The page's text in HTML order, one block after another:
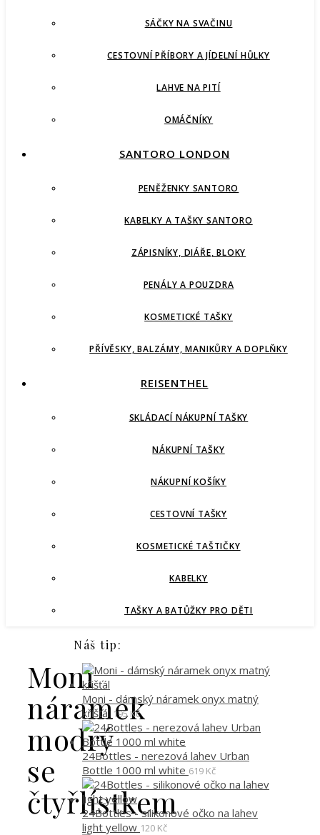
SÁČKY NA SVAČINU
CESTOVNÍ PŘÍBORY A JÍDELNÍ HŮLKY
LAHVE NA PITÍ
OMÁČNÍKY
SANTORO LONDON
PENĚŽENKY SANTORO
KABELKY A TAŠKY SANTORO
ZÁPISNÍKY, DIÁŘE, BLOKY
PENÁLY A POUZDRA
KOSMETICKÉ TAŠKY
PŘÍVĚSKY, BALZÁMY, MANIKŮRY A DOPLŇKY
REISENTHEL
SKLÁDACÍ NÁKUPNÍ TAŠKY
NÁKUPNÍ TAŠKY
NÁKUPNÍ KOŠÍKY
CESTOVNÍ TAŠKY
KOSMETICKÉ TAŠTIČKY
KABELKY
TAŠKY A BATŮŽKY PRO DĚTI
Moni
náramek
modrý
se
čtyřlístkem
Náš tip:
Moni - dámský náramek onyx matný
křišťál 195 Kč
24Bottles - nerezová lahev Urban
Bottle 1000 ml white 619 Kč
24Bottles - silikonové očko na lahev
light yellow 120 Kč